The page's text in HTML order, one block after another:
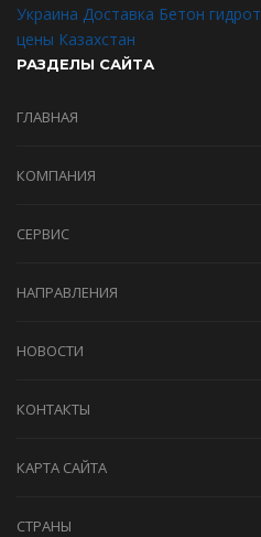
Украина Доставка Бетон
цены Казахстан
РАЗДЕЛЫ САЙТА
ГЛАВНАЯ
КОМПАНИЯ
СЕРВИС
НАПРАВЛЕНИЯ
НОВОСТИ
КОНТАКТЫ
КАРТА САЙТА
СТРАНЫ